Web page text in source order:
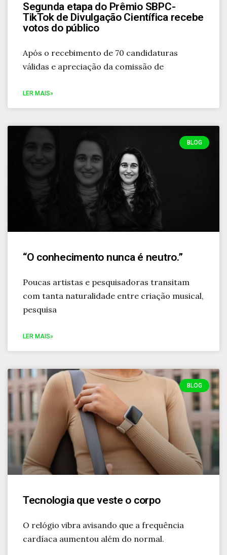
Segunda etapa do Prêmio SBPC-
TikTok de Divulgação Científica recebe
votos do público
Após o recebimento de 70 candidaturas
válidas e apreciação da comissão de
LER MAIS»
BLOG
“O conhecimento nunca é neutro.”
Poucas artistas e pesquisadoras transitam
com tanta naturalidade entre criação musical,
pesquisa
LER MAIS»
BLOG
Tecnologia que veste o corpo
O relógio vibra avisando que a frequência
cardíaca aumentou além do normal.